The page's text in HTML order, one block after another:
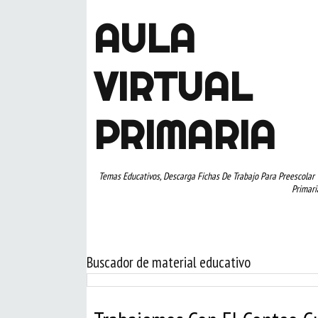
AULA
VIRTUAL
PRIMARIA
Temas Educativos, Descarga Fichas De Trabajo Para Preescolar
Buscador de material educativo